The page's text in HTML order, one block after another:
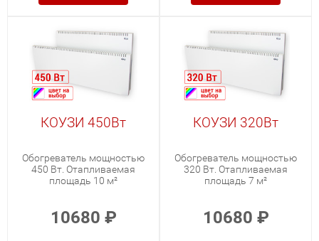
КОУЗИ 450Вт
Обогреватель мощностью
450 Вт. Отапливаемая
площадь 10 м²
10680 ₽
КОУЗИ 320Вт
Обогреватель мощностью
320 Вт. Отапливаемая
площадь 7 м²
10680 ₽